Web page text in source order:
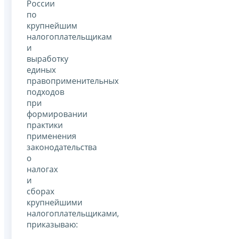
России
по
крупнейшим
налогоплательщикам
и
выработку
единых
правоприменительных
подходов
при
формировании
практики
применения
законодательства
о
налогах
и
сборах
крупнейшими
налогоплательщиками,
приказываю: